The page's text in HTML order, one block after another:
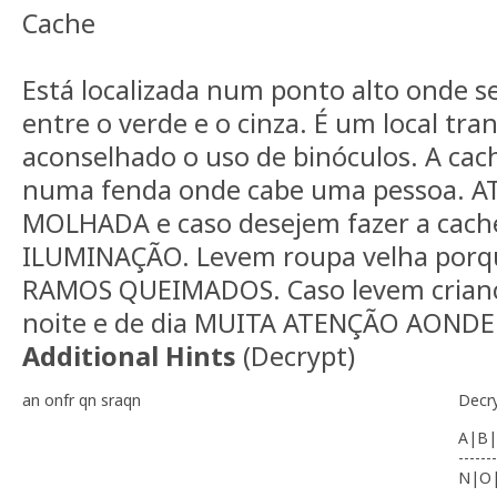
Cache
Está localizada num ponto alto onde
entre o verde e o cinza. É um local
aconselhado o uso de binóculos. A
numa fenda onde cabe uma pessoa.
MOLHADA e caso desejem fazer a
ILUMINAÇÃO. Levem roupa velha
RAMOS QUEIMADOS. Caso levem
noite e de dia MUITA ATENÇÃO AONDE
Additional Hints (Decrypt)
an onfr qn sraqn